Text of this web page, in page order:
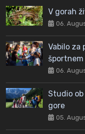
V gorah
06.
Vabilo za
športnem
06.
Studio ob
gore
05.